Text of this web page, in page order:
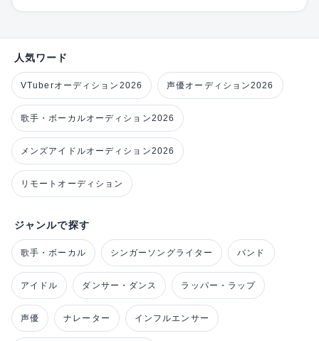
人気ワード
VTuberオーディション2026 声優オーディション2026
歌手・ボーカルオーディション2026
メンズアイドルオーディション2026
リモートオーディション
ジャンルで探す
歌手・ボーカル シンガーソングライター バンド
アイドル ダンサー・ダンス ラッパー・ラップ
声優 ナレーター インフルエンサー